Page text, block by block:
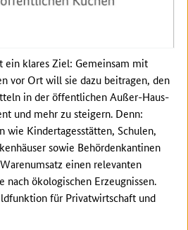
klares Ziel: Gemeinsam mit
vor Ort will sie dazu beitragen, den
in der öffentlichen Außer-Haus-
und mehr zu steigern. Denn:
wie Kindertagesstätten, Schulen,
sowie Behördenkantinen
einen relevanten
nach ökologischen Erzeugnissen.
für Privatwirtschaft und